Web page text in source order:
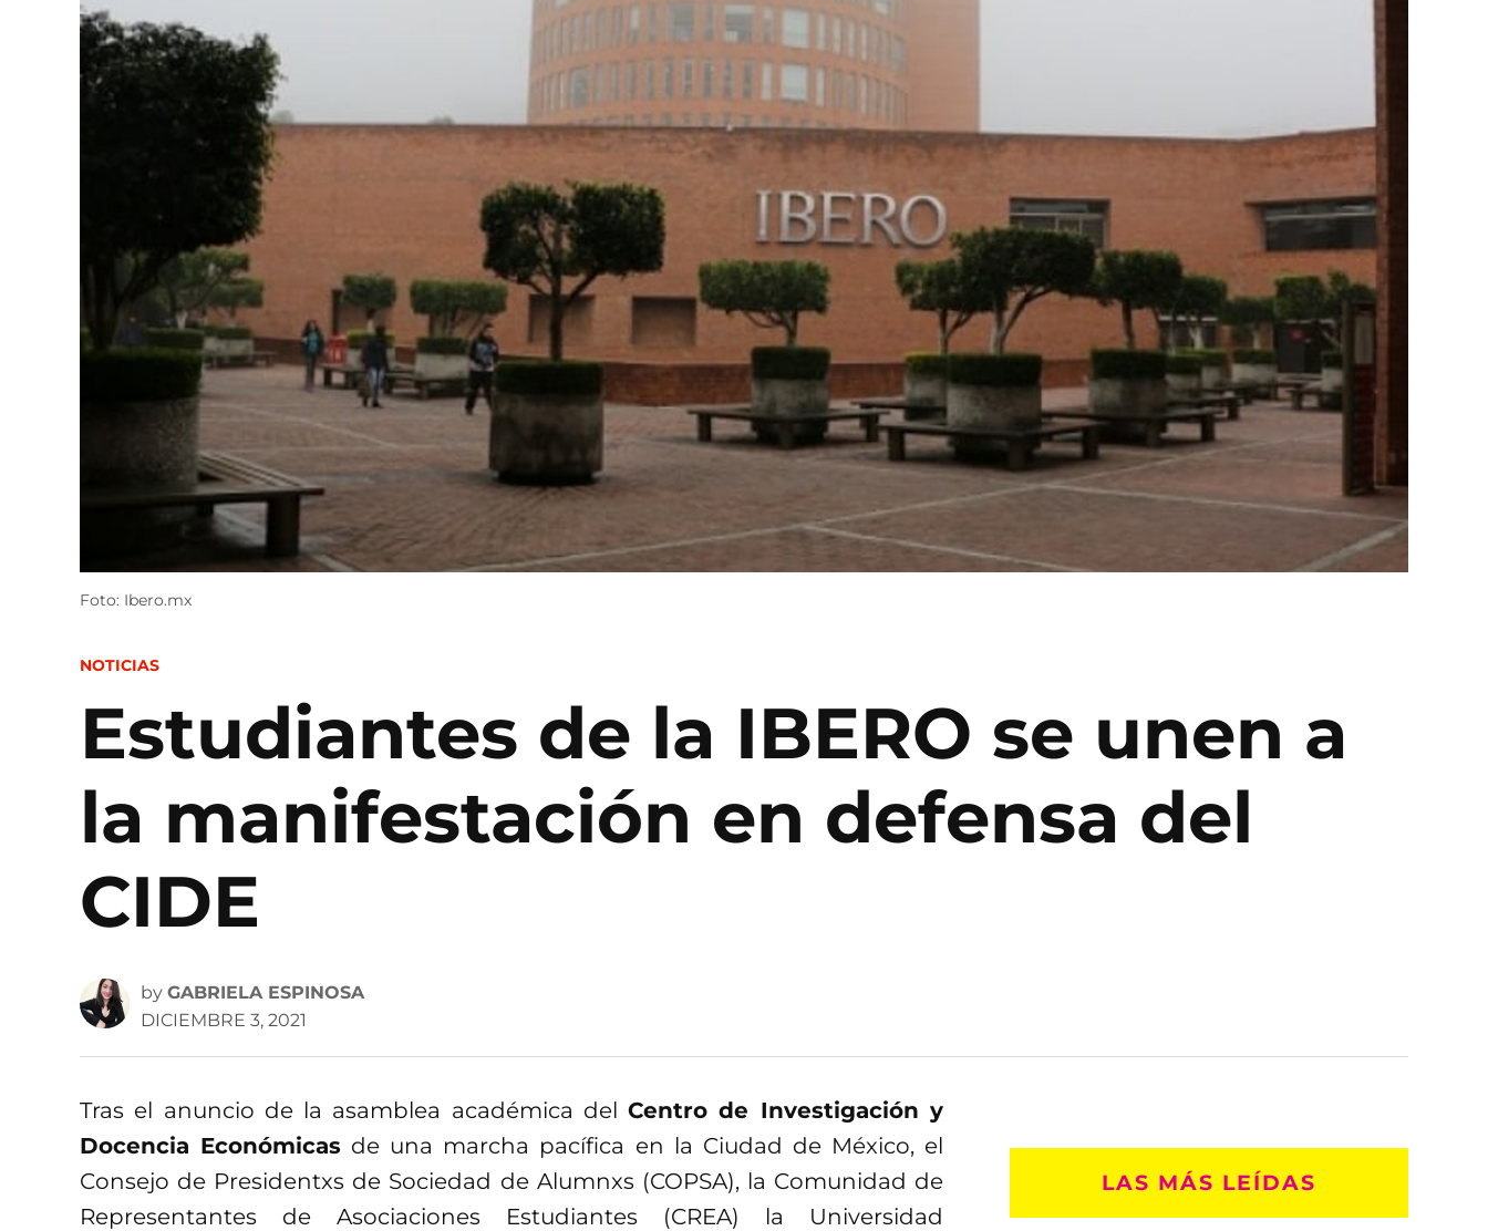
Foto: Ibero.mx
POSTED
NOTICIAS
Estudiantes de la IBERO se unen a
la manifestación en defensa del
CIDE
by GABRIELA ESPINOSA
DICIEMBRE 3, 2021
Tras el anuncio de la asamblea académica delCentro de Investigación y
Docencia Económicas de una marcha pacífica en la Ciudad de México, el
Consejo de Presidentxs de Sociedad de Alumnxs (COPSA), la Comunidad de
Representantes de Asociaciones Estudiantes (CREA) la Universidad
LAS MÁS LEÍDAS